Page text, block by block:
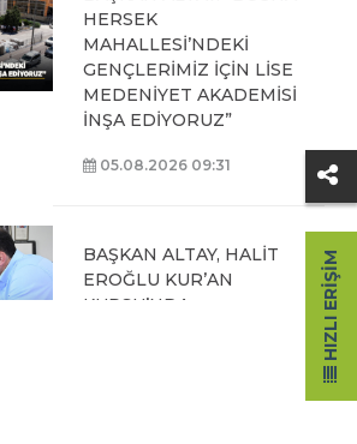
HERSEK
MAHALLESİ’NDEKİ
GENÇLERİMİZ İÇİN LİSE
MEDENİYET AKADEMİSİ
İNŞA EDİYORUZ”
05.08.2026 09:31
BAŞKAN ALTAY, HALİT
EROĞLU KUR’AN
KURSU’NDA
HIZLI ERIŞIM